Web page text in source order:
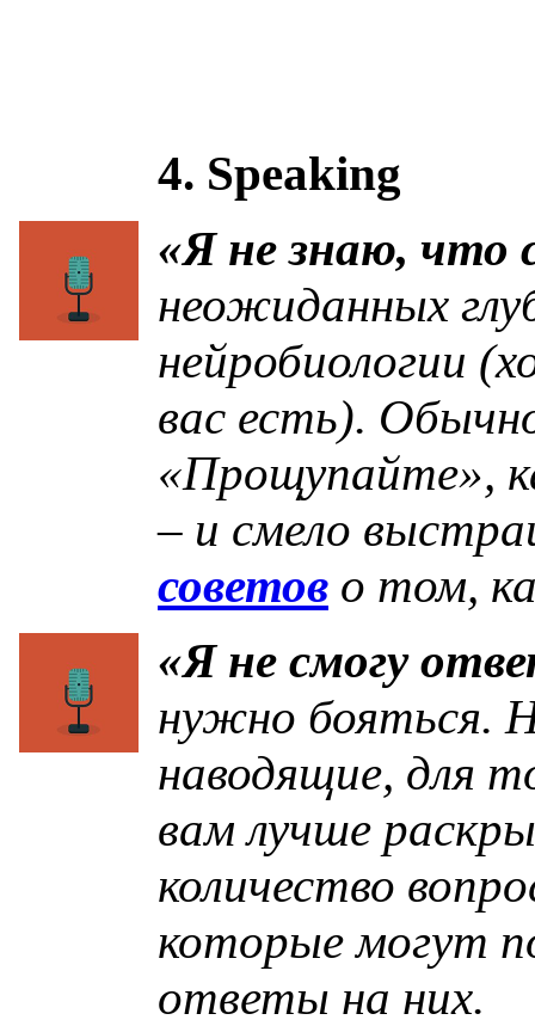
4. Speaking
«Я не знаю, что
неожиданных
нейробиологии
вас есть).
«Прощупайте»,
– и смело
советов о том,
«Я не смогу
нужно бояться.
наводящие, для
вам лучше
количество
которые могут
ответы на них.